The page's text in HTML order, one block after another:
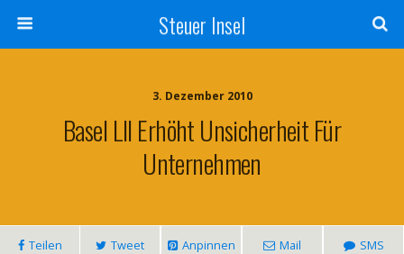
Steuer Insel
3. Dezember 2010
Basel Lll Erhöht Unsicherheit Für
Unternehmen
Teilen Tweet Anpinnen Mail SMS